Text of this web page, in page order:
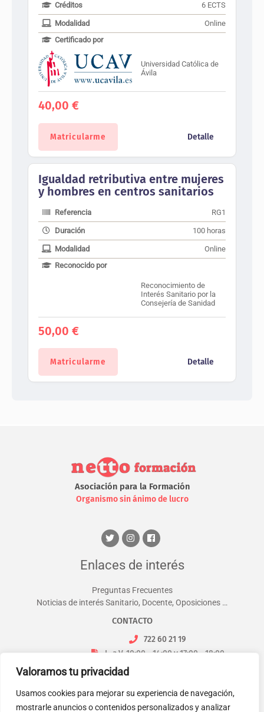
Valoramos tu privacidad
Usamos cookies para mejorar su experiencia de navegación,
mostrarle anuncios o contenidos personalizados y analizar
Créditos 6 ECTS
Modalidad
Online
Certificado por
Universidad Católica de
Ávila
40,00 €
Matricularme Detalle
Igualdad retributiva entre mujeres
y hombres en centros sanitarios
Referencia RG1
Duración 100 horas
Modalidad
Online
Reconocido por
Reconocimiento de
Interés Sanitario por la
Consejería de Sanidad
50,00 €
Matricularme Detalle
Asociación para la Formación
Organismo sin ánimo de lucro
Enlaces de interés
Preguntas Frecuentes
Noticias de interés Sanitario, Docente, Oposiciones …
CONTACTO
722 60 21 19
L. a V. 10:00 - 14:00 y 17:00 - 18:00
info@nettoformacion.com